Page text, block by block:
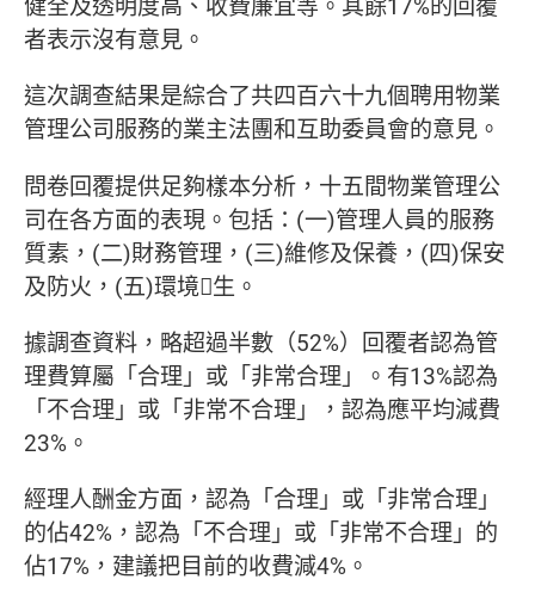
健全及透明度高、收費廉宜等。其餘17%的回覆
者表示沒有意見。
這次調查結果是綜合了共四百六十九個聘用物業
管理公司服務的業主法團和互助委員會的意見。
問卷回覆提供足夠樣本分析，十五間物業管理公
司在各方面的表現。包括：(一)管理人員的服務
質素，(二)財務管理，(三)維修及保養，(四)保安
及防火，(五)環境生。
據調查資料，略超過半數（52%）回覆者認為管
理費算屬「合理」或「非常合理」。有13%認為
「不合理」或「非常不合理」，認為應平均減費
23%。
經理人酬金方面，認為「合理」或「非常合理」
的佔42%，認為「不合理」或「非常不合理」的
佔17%，建議把目前的收費減4%。